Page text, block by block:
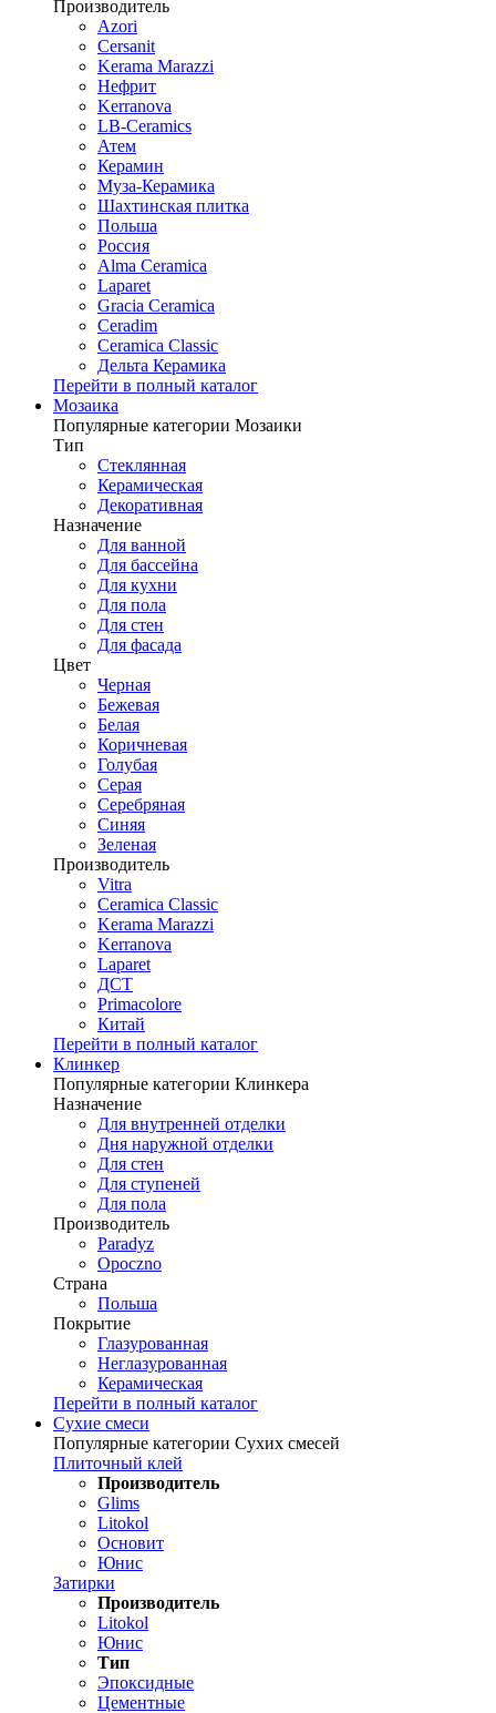
Производитель
Azori
Cersanit
Kerama Marazzi
Нефрит
Kerranova
LB-Ceramics
Атем
Керамин
Муза-Керамика
Шахтинская плитка
Польша
Россия
Alma Ceramica
Laparet
Gracia Ceramica
Ceradim
Ceramica Classic
Дельта Керамика
Перейти в полный каталог
Мозаика
Популярные категории Мозаики
Тип
Стеклянная
Керамическая
Декоративная
Назначение
Для ванной
Для бассейна
Для кухни
Для пола
Для стен
Для фасада
Цвет
Черная
Бежевая
Белая
Коричневая
Голубая
Серая
Серебряная
Синяя
Зеленая
Производитель
Vitra
Ceramica Classic
Kerama Marazzi
Kerranova
Laparet
ДСТ
Primacolore
Китай
Перейти в полный каталог
Клинкер
Популярные категории Клинкера
Назначение
Для внутренней отделки
Дня наружной отделки
Для стен
Для ступеней
Для пола
Производитель
Paradyz
Opoczno
Страна
Польша
Покрытие
Глазурованная
Неглазурованная
Керамическая
Перейти в полный каталог
Сухие смеси
Популярные категории Сухих смесей
Плиточный клей
Производитель
Glims
Litokol
Основит
Юнис
Затирки
Производитель
Litokol
Юнис
Тип
Эпоксидные
Цементные